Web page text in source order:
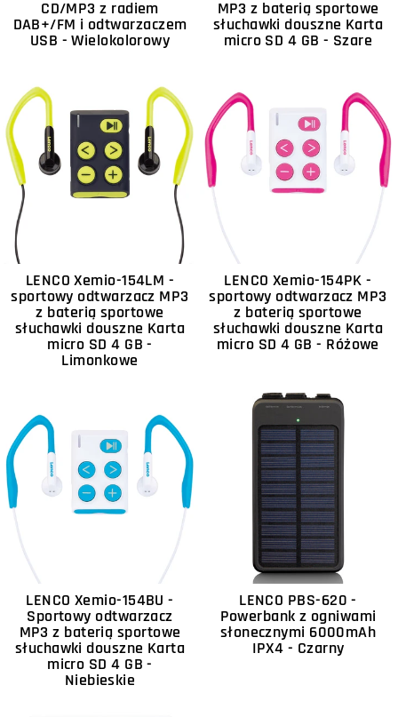
CD/MP3 z radiem
DAB+/FM i odtwarzaczem
USB - Wielokolorowy
MP3 z baterią sportowe
słuchawki douszne Karta
micro SD 4 GB - Szare
LENCO Xemio-154LM -
sportowy odtwarzacz MP3
z baterią sportowe
słuchawki douszne Karta
micro SD 4 GB -
Limonkowe
LENCO Xemio-154PK -
sportowy odtwarzacz MP3
z baterią sportowe
słuchawki douszne Karta
micro SD 4 GB - Różowe
LENCO Xemio-154BU -
Sportowy odtwarzacz
MP3 z baterią sportowe
słuchawki douszne Karta
micro SD 4 GB -
Niebieskie
LENCO PBS-620 -
Powerbank z ogniwami
słonecznymi 6000mAh
IPX4 - Czarny